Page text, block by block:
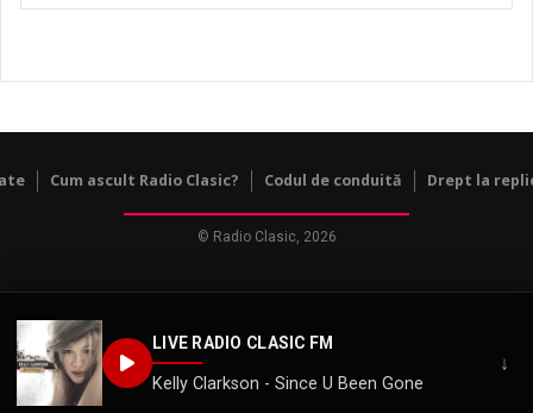
LIVE RADIO CLASIC FM
Kelly Clarkson - Since U Been Gone
↓
Cum ascult Radio Clasic? Codul de conduită Drept la
© Radio Clasic, 2026